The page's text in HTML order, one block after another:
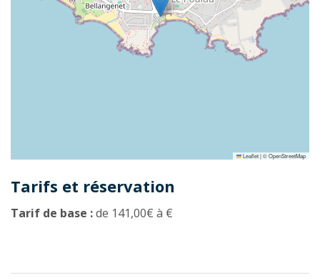
Leaflet|©OpenStreetMap
Tarifs et réservation
Tarif de base :de 141,00€ à €